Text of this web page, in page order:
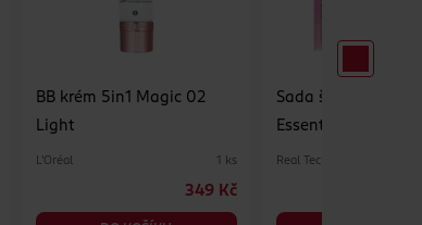
BB krém 5in1 Magic 02
Light
L'Oréal 1 ks
349 Kč
Sada štětců
Essentials
Real Techniques